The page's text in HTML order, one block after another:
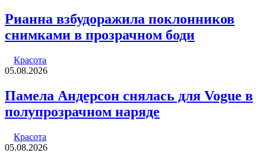
Рианна взбудоражила поклонников
снимками в прозрачном боди
Красота
05.08.2026
Памела Андерсон снялась для Vogue в
полупрозрачном наряде
Красота
05.08.2026